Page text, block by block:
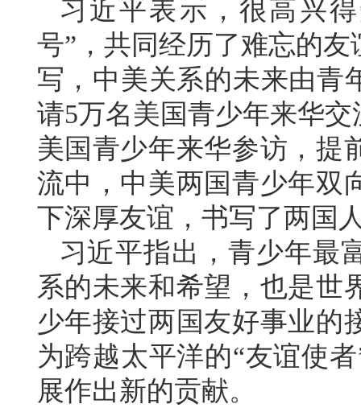
习近平表示，很高兴
号”，共同经历了难忘的
写，中美关系的未来由青
请5万名美国青少年来华
美国青少年来华参访，提
流中，中美两国青少年双
下深厚友谊，书写了两国
习近平指出，青少年最
系的未来和希望，也是世
少年接过两国友好事业的
为跨越太平洋的“友谊使
展作出新的贡献。